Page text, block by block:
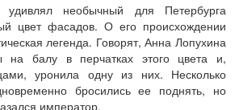
необычный для Петербурга
цвет фасадов. О его происхождении
легенда. Говорят, Анна Лопухина
на балу в перчатках этого цвета и,
уронила одну из них. Несколько
бросились ее поднять, но
император.